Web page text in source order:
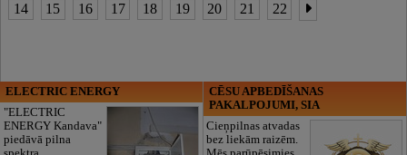
14
15 16 17 18 19 20 21 22
ELECTRIC ENERGY
"ELECTRIC
ENERGY Kandava"
piedāvā pilna
CĒSU APBEDĪŠANAS
PAKALPOJUMI, SIA
Cieņpilnas atvadas
bez liekām raizēm.